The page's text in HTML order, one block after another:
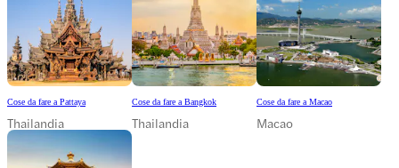
Cose da fare a Pattaya
Thailandia
Cose da fare a Bangkok
Thailandia
Cose da fare a Macao
Macao